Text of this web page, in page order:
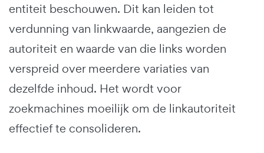
entiteit beschouwen. Dit kan leiden tot
verdunning van linkwaarde, aangezien de
autoriteit en waarde van die links worden
verspreid over meerdere variaties van
dezelfde inhoud. Het wordt voor
zoekmachines moeilijk om de linkautoriteit
effectief te consolideren.